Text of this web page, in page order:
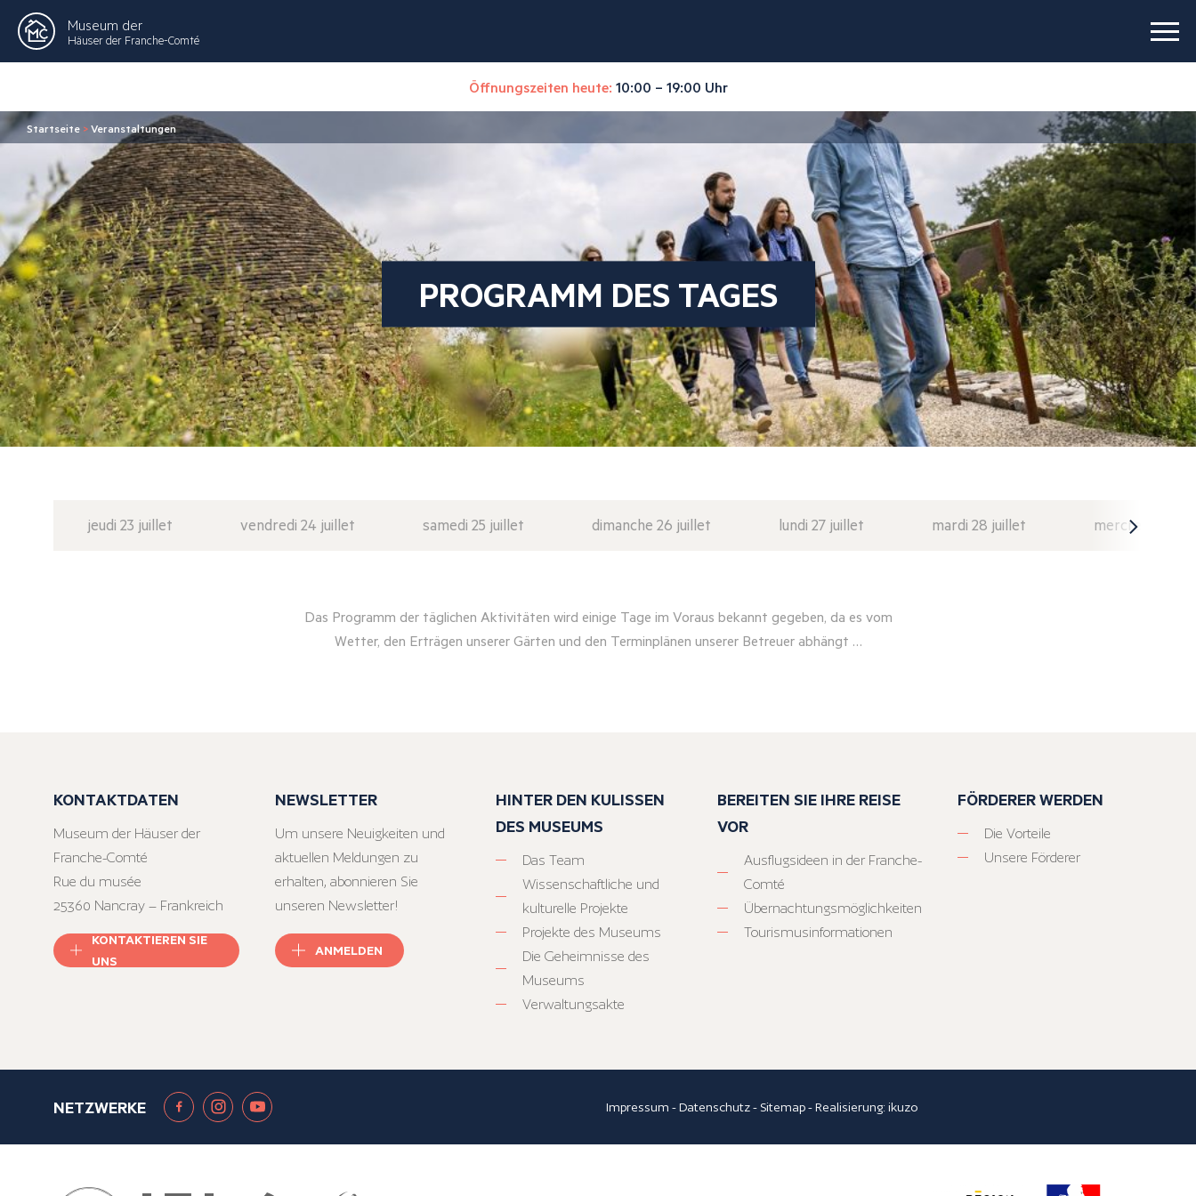
Museum der
Häuser der Franche-Comté
Öffnungszeiten heute: 10:00 – 19:00 Uhr
Startseite >Veranstaltungen
PROGRAMM DES TAGES
jeudi 23 juillet vendredi 24 juillet samedi 25 juillet dimanche 26 juillet lundi 27 juillet mardi 28 juillet mercredi 29
Das Programm der täglichen Aktivitäten wird einige Tage im Voraus bekannt gegeben, da es vom
Wetter, den Erträgen unserer Gärten und den Terminplänen unserer Betreuer abhängt …
KONTAKTDATEN
Museum der Häuser der
Franche-Comté
Rue du musée
25360 Nancray – Frankreich
KONTAKTIEREN SIE
UNS
NEWSLETTER
Um unsere Neuigkeiten und
aktuellen Meldungen zu
erhalten, abonnieren Sie
unseren Newsletter!
ANMELDEN
HINTER DEN KULISSEN
DES MUSEUMS
Das Team
Wissenschaftliche und
kulturelle Projekte
Projekte des Museums
Die Geheimnisse des
Museums
Verwaltungsakte
BEREITEN SIE IHRE REISE
VOR
Ausflugsideen in der Franche-
Comté
Übernachtungsmöglichkeiten
Tourismusinformationen
FÖRDERER WERDEN
Die Vorteile
Unsere Förderer
NETZWERKE Impressum -Datenschutz- Sitemap- Realisierung:ikuzo